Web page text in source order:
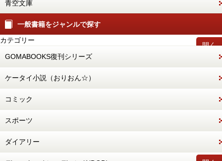
青空文庫
一般書籍をジャンルで探す
開く
カテゴリー
GOMABOOKS復刊シリーズ
ケータイ小説（おりおん☆）
コミック
スポーツ
ダイアリー